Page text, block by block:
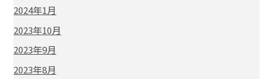
2024年1月
2023年10月
2023年9月
2023年8月